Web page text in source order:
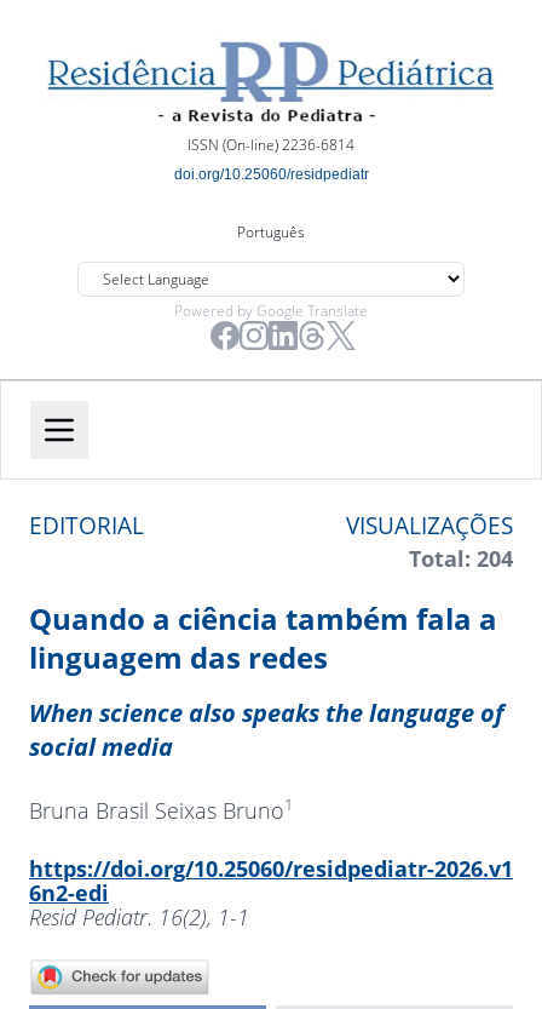
ISSN (On-line) 2236-6814
doi.org/10.25060/residpediatr
Português
Powered by Google Translate
EDITORIAL VISUALIZAÇÕES
Total: 204
Quando a ciência também fala a
linguagem das redes
When science also speaks the language of
social media
Bruna Brasil Seixas Bruno1
https://doi.org/10.25060/residpediatr-2026.v1
6n2-edi
Resid Pediatr. 16(2), 1-1